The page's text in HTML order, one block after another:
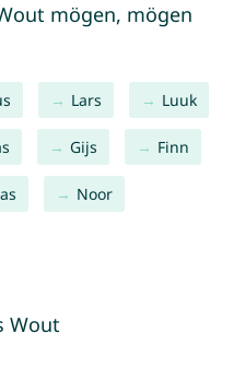
mögen, mögen
Lars Luuk
Gijs Finn
Noor
Wout